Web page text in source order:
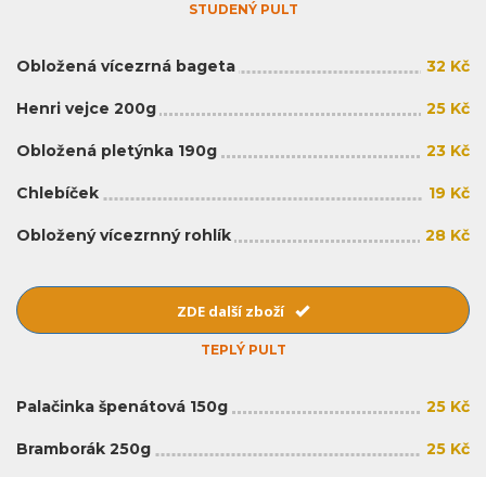
STUDENÝ PULT
Obložená vícezrná bageta 32 Kč
Henri vejce 200g 25 Kč
Obložená pletýnka 190g 23 Kč
Chlebíček 19 Kč
Obložený vícezrnný rohlík 28 Kč
ZDE další zboží
TEPLÝ PULT
Palačinka špenátová 150g 25 Kč
Bramborák 250g 25 Kč